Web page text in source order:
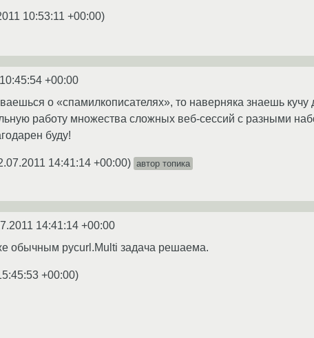
10:53:11 +00:00)
+00:00
о «спамилкописателях», то наверняка знаешь
работу множества сложных веб-сессий с разными
буду!
14:41:14 +00:00) автор топика
14:41:14 +00:00
обычным pycurl.Multi задача решаема.
+00:00)